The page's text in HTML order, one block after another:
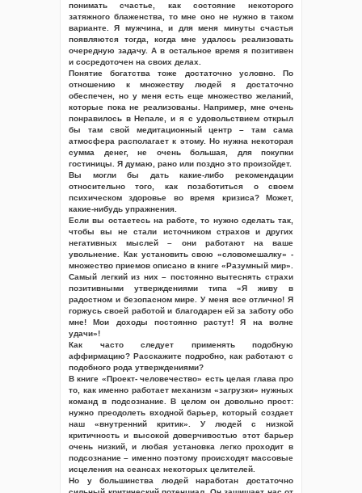
понимать счастье, как состояние некоторого
затяжного блаженства, то мне оно не нужно в таком
варианте. Я мужчина, и для меня минуты счастья
появляются тогда, когда мне удалось реализовать
очередную задачу. А в остальное время я позитивен
и сосредоточен на своих делах.
Понятие богатства тоже достаточно условно. По
отношению к множеству людей я достаточно
обеспечен, но у меня есть еще множество желаний,
которые пока не реализованы. Например, мне очень
понравилось в Непале, и я с удовольствием открыл
бы там свой медитационный центр – там сама
атмосфера располагает к этому. Но нужна некоторая
сумма денег, не очень большая, для покупки
гостиницы. Я думаю, рано или поздно это произойдет.
Вы могли бы дать какие-либо рекомендации
относительно того, как позаботиться о своем
психическом здоровье во время кризиса? Может,
какие-нибудь упражнения.
Если вы остаетесь на работе, то нужно сделать так,
чтобы вы не стали источником страхов и других
негативных мыслей – они работают на ваше
увольнение. Как установить свою «словомешалку» -
множество приемов описано в книге «Разумный мир».
Самый легкий из них – постоянно вытеснять страхи
позитивными утверждениями типа «Я живу в
радостном и безопасном мире. У меня все отлично! Я
горжусь своей работой и благодарен ей за заботу обо
мне! Мои доходы постоянно растут! Я на волне
удачи»!
Как часто следует применять подобную
аффирмацию? Расскажите подробно, как работают с
подобного рода утверждениями?
В книге «Проект- человечество» есть целая глава про
то, как именно работает механизм «загрузки» нужных
команд в подсознание. В целом он довольно прост:
нужно преодолеть входной барьер, который создает
наш «внутренний критик». У людей с низкой
критичность и высокой доверчивостью этот барьер
очень низкий, и любая установка легко проходит в
подсознание – именно поэтому происходят массовые
исцеления на сеансах некоторых целителей.
Но у большинства людей наработан достаточно